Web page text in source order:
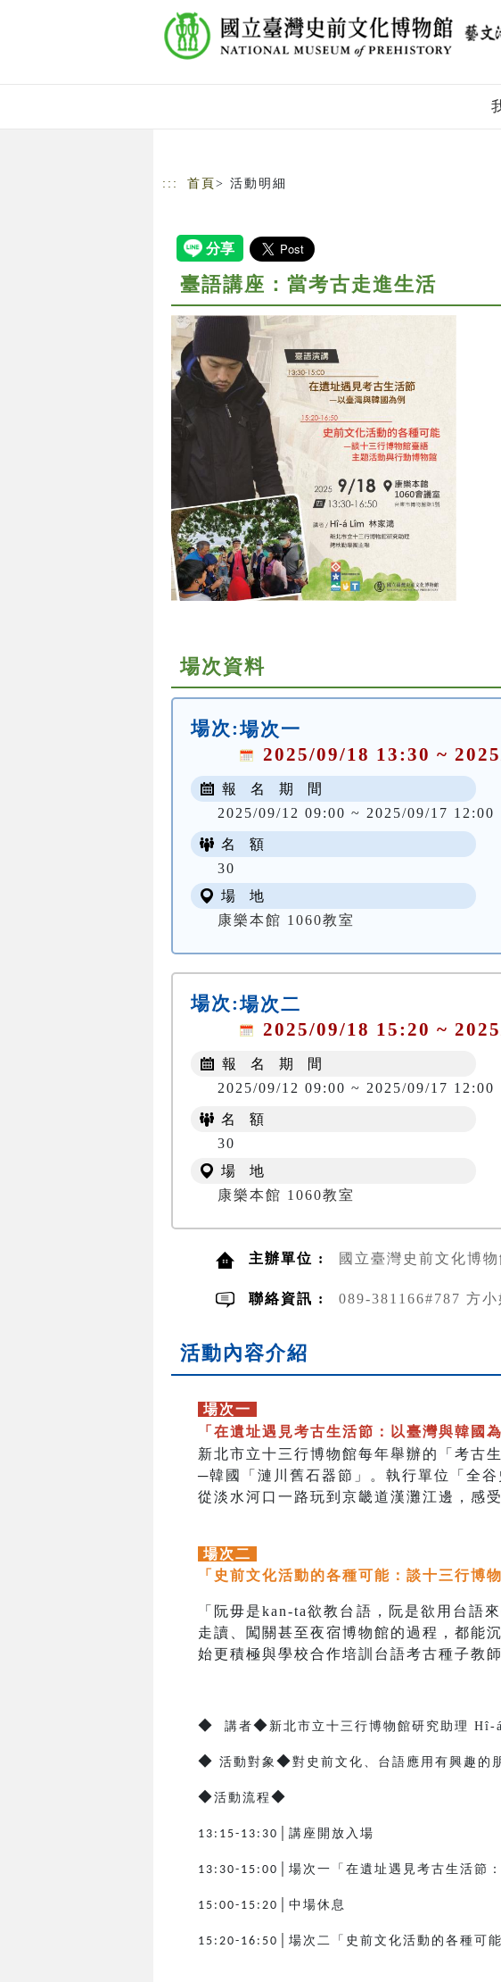
::: 首頁 > 活動明細
臺語講座：當考古走進生活
場次資料
場次:場次一
2025/09/18 13:30 ~
報 名 期 間
2025/09/12 09:00 ~ 2025/09/17 12:00
名 額
30
場 地
康樂本館 1060教室
場次:場次二
2025/09/18 15:20 ~
報 名 期 間
2025/09/12 09:00 ~ 2025/09/17 12:00
名 額
30
場 地
康樂本館 1060教室
主辦單位 : 國立臺灣史前文化博物
聯絡資訊 : 089-381166#787 方小
活動內容介紹
場次一
「在遺址遇見考古生活節：以臺灣與韓國為
新北市立十三行博物館每年舉辦的「考古
─韓國「漣川舊石器節」。執行單位「全
從淡水河口一路玩到京畿道漢灘江邊，感
場次二
「史前文化活動的各種可能：談十三行博
「阮毋是kan-ta欲教台語，阮是欲用台語
走讀、闖關甚至夜宿博物館的過程，都能
始更積極與學校合作培訓台語考古種子教
◆ 講者◆ 新北市立十三行博物館研究助理
◆ 活動對象 ◆對史前文化、台語應用有興趣的
◆活動流程 ◆
13:15-13:30 │講座開放入場
13:30-15:00 │場次一「在遺址遇見考古生活節
15:00-15:20 │中場休息
15:20-16:50 │場次二「史前文化活動的各種可